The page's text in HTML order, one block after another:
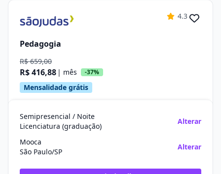
4.3
Pedagogia
R$ 659,00
R$ 416,88 | mês -37%
Mensalidade grátis
Semipresencial / Noite
Licenciatura (graduação)
Alterar
Mooca
São Paulo/SP
Alterar